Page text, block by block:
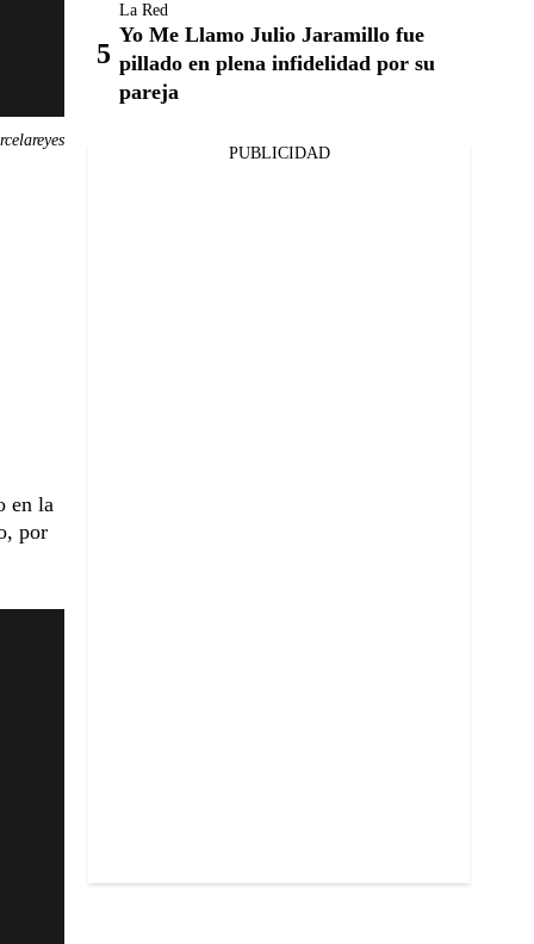
en la
por
La Red
Yo Me Llamo Julio Jaramillo fue
pillado en plena infidelidad por su
pareja
PUBLICIDAD